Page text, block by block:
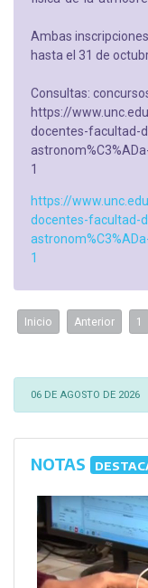
Ambas
hasta el 31 de
Consultas:
https://
docentes-facultad-
1
https://
docentes-facultad-
1
Inicio Anterior 1
06 DE AGOSTO DE 2026
NOTAS